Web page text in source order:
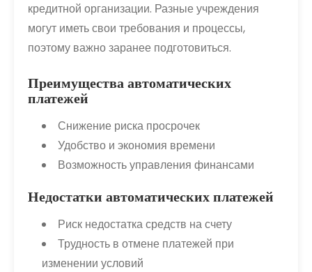
кредитной организации. Разные учреждения
могут иметь свои требования и процессы,
поэтому важно заранее подготовиться.
Преимущества автоматических
платежей
Снижение риска просрочек
Удобство и экономия времени
Возможность управления финансами
Недостатки автоматических платежей
Риск недостатка средств на счету
Трудность в отмене платежей при
изменении условий